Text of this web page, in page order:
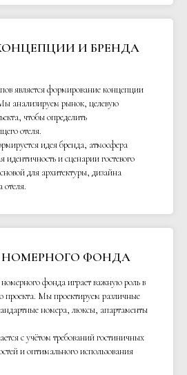
И БРЕНДА
является формирование концепции
анализируем рынок, целевую
чтобы определить
отеля.
идея бренда, атмосфера
идентичность и сценарии гостевого
для архитектуры, дизайна
отеля.
ФОНДА
фонда играет важную роль в
проекта. Мы проектируем различные
номера, люксы, апартаменты
с учётом требований гостиничных
и оптимального использования